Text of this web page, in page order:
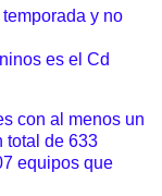
y no
es el Cd
con al menos un
total de 633
equipos que